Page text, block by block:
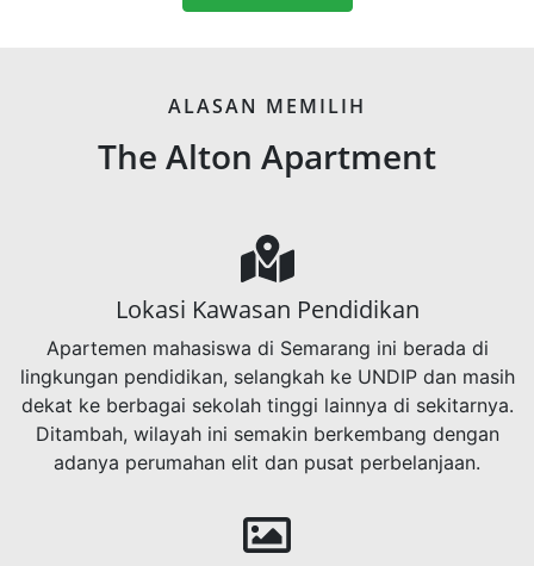
ALASAN MEMILIH
The Alton Apartment
Lokasi Kawasan Pendidikan
Apartemen mahasiswa di Semarang ini berada di
lingkungan pendidikan, selangkah ke UNDIP dan masih
dekat ke berbagai sekolah tinggi lainnya di sekitarnya.
Ditambah, wilayah ini semakin berkembang dengan
adanya perumahan elit dan pusat perbelanjaan.